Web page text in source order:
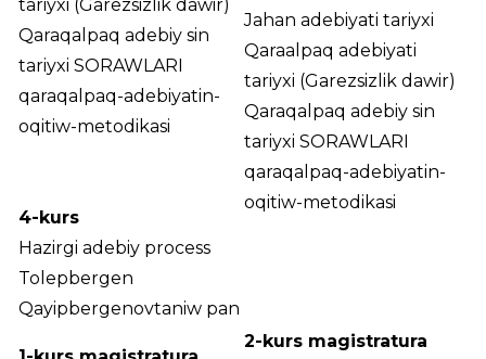
tariyxi (Garezsizlik dawir)
Qaraqalpaq adebiy sin
tariyxi SORAWLARI
qaraqalpaq-adebiyatin-
oqitiw-metodikasi
4-kurs
Hazirgi adebiy process
Tolepbergen
Qayipbergenovtaniw pan
Jahan adebiyati tariyxi
Qaraalpaq adebiyati
tariyxi (Garezsizlik dawir)
Qaraqalpaq adebiy sin
tariyxi SORAWLARI
qaraqalpaq-adebiyatin-
oqitiw-metodikasi
2-kurs magistratura